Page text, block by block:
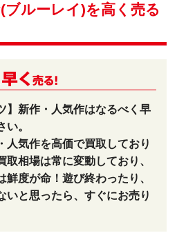
ルーレイ)を高く売る
】新作・人気作はなるべく早
い。
人気作を高価で買取しており
取相場は常に変動しており、
鮮度が命！遊び終わったり、
いと思ったら、すぐにお売り